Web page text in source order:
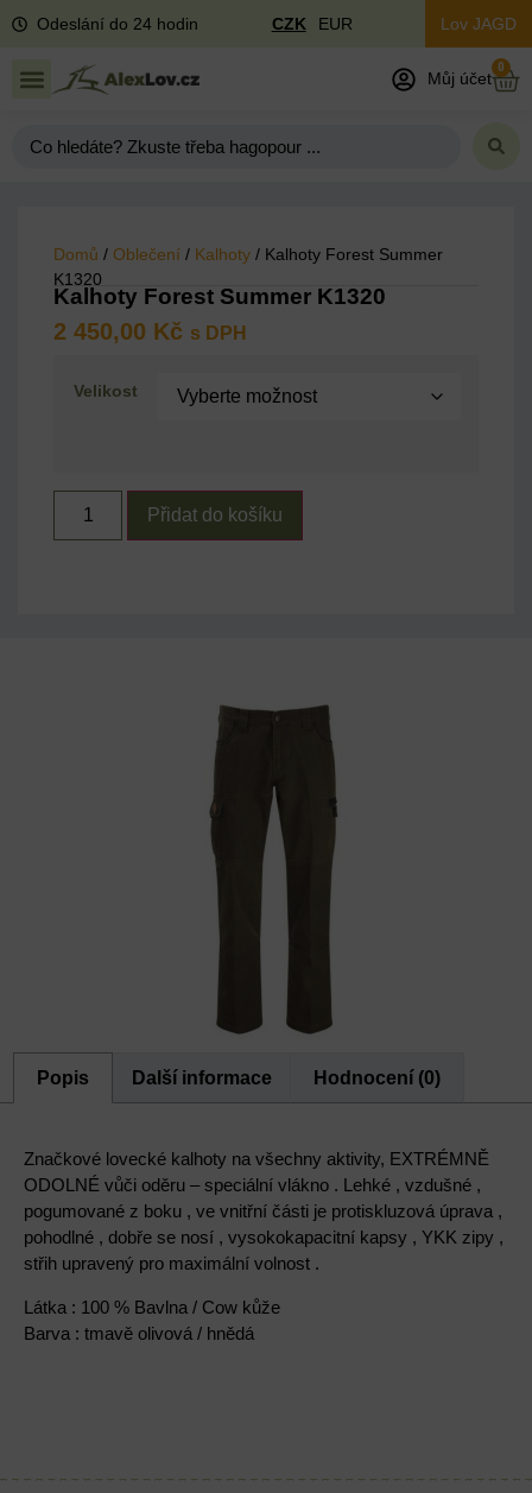
Odeslání do 24 hodin CZK EUR Lov JAGD
Můj účet
0
Popis Další informace Hodnocení (0)
Značkové lovecké kalhoty na všechny aktivity, EXTRÉMNĚ
ODOLNÉ vůči oděru – speciální vlákno . Lehké , vzdušné ,
pogumované z boku , ve vnitřní části je protiskluzová úprava ,
pohodlné , dobře se nosí , vysokokapacitní kapsy , YKK zipy ,
střih upravený pro maximální volnost .
Látka : 100 % Bavlna / Cow kůže
Barva : tmavě olivová / hnědá
Domů / Oblečení / Kalhoty / Kalhoty Forest Summer
K1320
Kalhoty Forest Summer K1320
2 450,00 Kč s DPH
Velikost
Přidat do košíku